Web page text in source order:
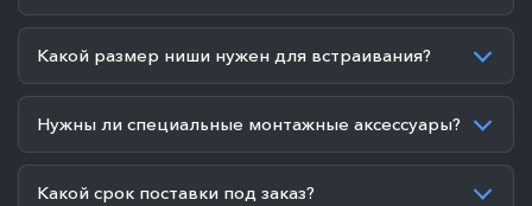
Какой размер ниши нужен для встраивания?
Нужны ли специальные монтажные аксессуары?
Какой срок поставки под заказ?